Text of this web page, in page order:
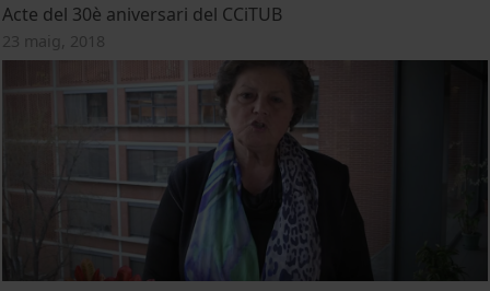
Acte del 30è aniversari del CCiTUB
23 maig, 2018